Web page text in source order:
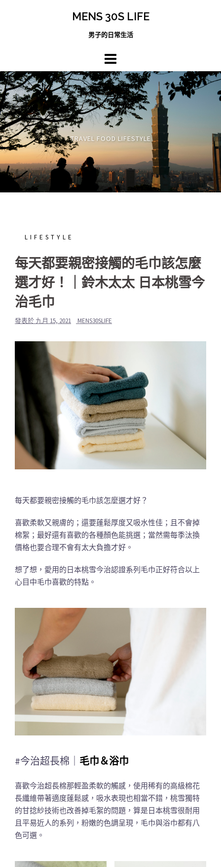
MENS 30S LIFE
男子的日常生活
TRAVEL FOOD LIFESTYLE
LIFESTYLE
每天都要親密接觸的毛巾該怎麼
選才好！｜鈴木太太 日本桃雪今
治毛巾
發表於 九月 15, 2021 MENS30SLIFE
每天都要親密接觸的毛巾該怎麼選才好？
喜歡柔軟又親膚的；還要蓬鬆厚度又吸水性佳；且不會掉
棉絮；最好還有喜歡的各種顏色能挑選；當然需每季汰換
價格也要合理不會有太大負擔才好。
想了想，愛用的日本桃雪今治認證系列毛巾正好符合以上
心目中毛巾喜歡的特點。
#今治超長棉｜ 毛巾＆浴巾
喜歡今治超長棉那輕盈柔軟的觸感，使用稀有的高級棉花
長纖維帶著適度蓬鬆感，吸水表現也相當不錯，桃雪獨特
的甘捻紗技術也改善掉毛絮的問題，算是日本桃雪很耐用
且平易近人的系列，粉嫩的色調呈現，毛巾與浴巾都有八
色可選。